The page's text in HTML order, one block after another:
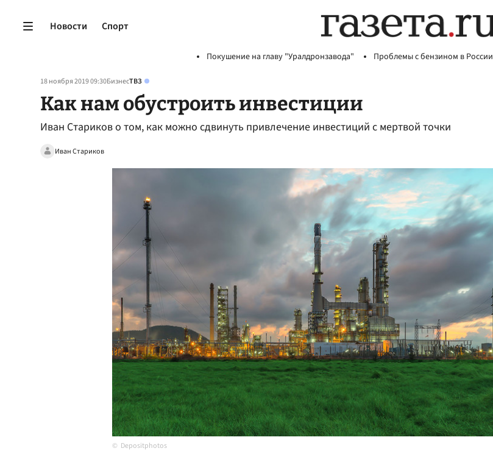
Новости Спорт
Покушение на главу "Уралдронзавода" Проблемы с бензином в России
18 ноября 2019 09:30БизнесТВЗ
Как нам обустроить инвестиции
Иван Стариков о том, как можно сдвинуть привлечение инвестиций с мертвой точки
Иван Стариков
Depositphotos